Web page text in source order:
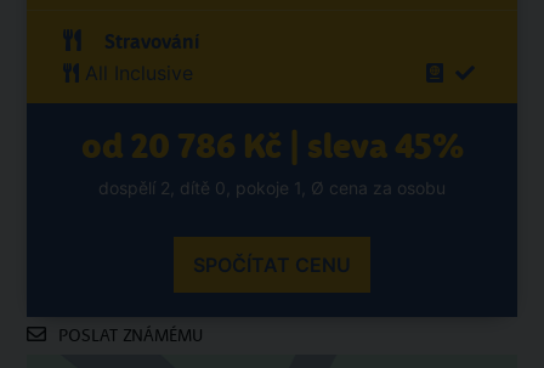
Stravování
All Inclusive
od 20 786 Kč | sleva 45%
dospělí 2, dítě 0, pokoje 1, Ø cena za osobu
SPOČÍTAT CENU
POSLAT ZNÁMÉMU